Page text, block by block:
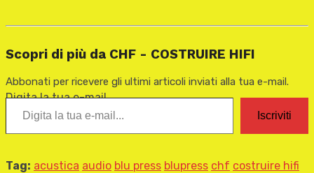
Scopri di più da CHF - COSTRUIRE HIFI
Abbonati per ricevere gli ultimi articoli inviati alla tua e-mail.
Digita la tua e-mail...
Iscriviti
Tag: acustica audio blu press blupress chf costruire hifi